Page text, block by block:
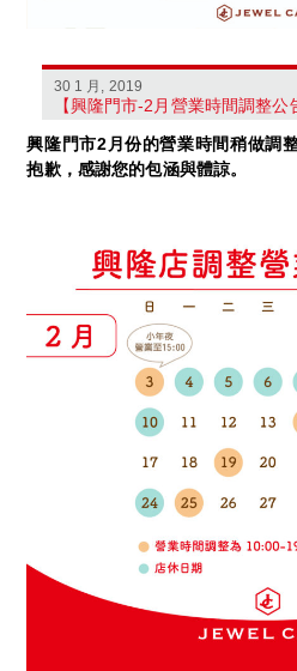
30 1 月, 2019
【興隆門市-2月營業時間調整公
興隆門市2月份的營業時間稍做調
抱歉，感謝您的包涵與體諒。